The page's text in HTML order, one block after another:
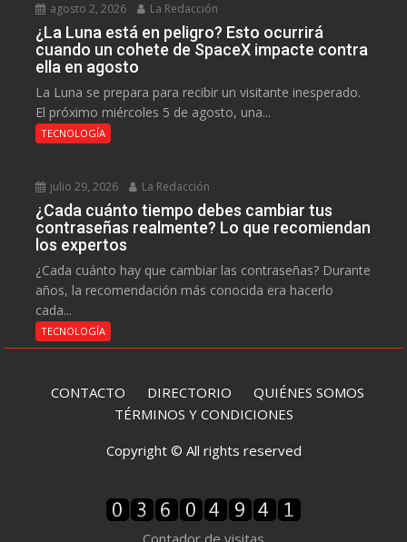
agosto 2, 2026 La Redacción
¿La Luna está en peligro? Esto ocurrirá
cuando un cohete de SpaceX impacte contra
ella en agosto
La Luna se prepara para recibir un visitante inesperado.
El próximo miércoles 5 de agosto, una...
TECNOLOGÍA
julio 29, 2026 La Redacción
¿Cada cuánto tiempo debes cambiar tus
contraseñas realmente? Lo que recomiendan
los expertos
¿Cada cuánto hay que cambiar las contraseñas? Durante
años, la recomendación más conocida era hacerlo
cada...
TECNOLOGÍA
CONTACTO DIRECTORIO QUIÉNES SOMOS
TÉRMINOS Y CONDICIONES
Copyright © All rights reserved